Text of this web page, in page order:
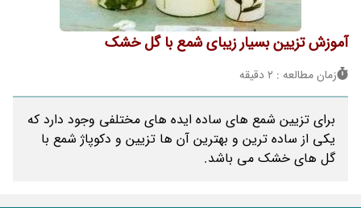
آموزش تزیین بسیار زیبای شمع با گل خشک
زمان مطالعه : 2 دقیقه
برای تزیین شمع های ساده ایده های مختلفی وجود دارد که
یکی از ساده ترین و بهترین آن ها تزیین و دکوپاژ شمع با
گل های خشک می باشد.